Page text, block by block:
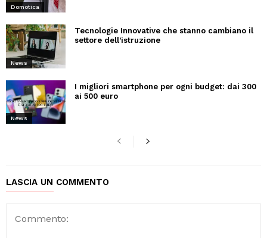
Domotica
News
Tecnologie Innovative che stanno cambiano il
settore dell’istruzione
News
I migliori smartphone per ogni budget: dai 300
ai 500 euro
LASCIA UN COMMENTO